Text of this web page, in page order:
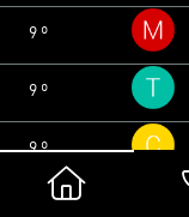
9 º
9 º
9 º